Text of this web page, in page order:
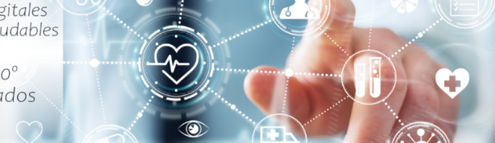
Organizaciones sectoriales
Sociedad Barcelonesa de
Económicos y Sociales
Organizaciones territoriales
Conoce más